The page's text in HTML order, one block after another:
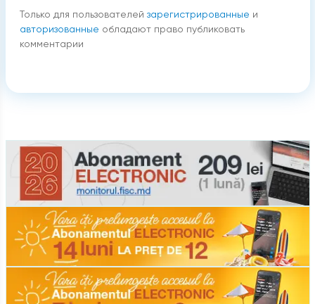
Только для пользователей зарегистрированные и
авторизованные обладают право публиковать
комментарии